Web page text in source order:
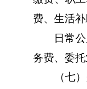
费、生活补
日常
务费、委
（七